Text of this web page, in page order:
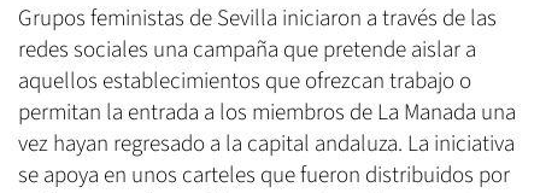
Grupos feministas de Sevilla iniciaron a través de las
redes sociales una campaña que pretende aislar a
aquellos establecimientos que ofrezcan trabajo o
permitan la entrada a los miembros de La Manada una
vez hayan regresado a la capital andaluza. La iniciativa
se apoya en unos carteles que fueron distribuidos por